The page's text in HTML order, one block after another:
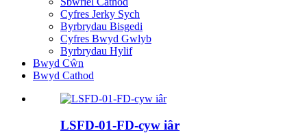
Cyfres Jerky Sych
Byrbrydau Bisgedi
Cyfres Bwyd Gwlyb
Byrbrydau Hylif
Bwyd Cŵn
Bwyd Cathod
LSFD-01-FD-cyw iâr